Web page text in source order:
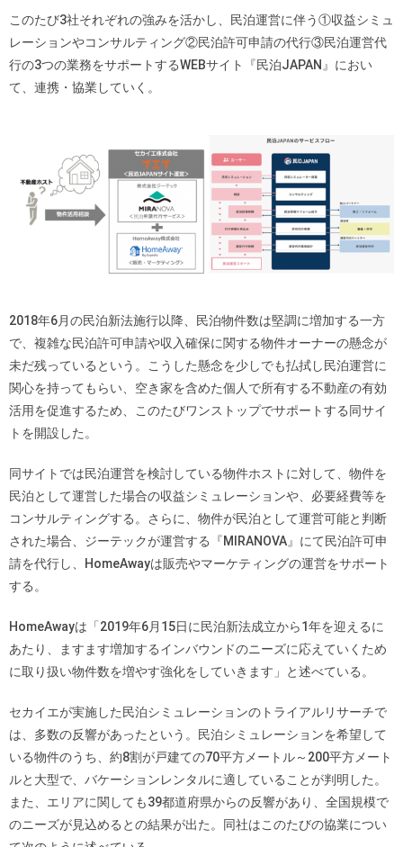
このたび3社それぞれの強みを活かし、民泊運営に伴う①収益シミュ
レーションやコンサルティング②民泊許可申請の代行③民泊運営代
行の3つの業務をサポートするWEBサイト『民泊JAPAN』におい
て、連携・協業していく。
2018年6月の民泊新法施行以降、民泊物件数は堅調に増加する一方
で、複雑な民泊許可申請や収入確保に関する物件オーナーの懸念が
未だ残っているという。こうした懸念を少しでも払拭し民泊運営に
関心を持ってもらい、空き家を含めた個人で所有する不動産の有効
活用を促進するため、このたびワンストップでサポートする同サイ
トを開設した。
同サイトでは民泊運営を検討している物件ホストに対して、物件を
民泊として運営した場合の収益シミュレーションや、必要経費等を
コンサルティングする。さらに、物件が民泊として運営可能と判断
された場合、ジーテックが運営する『MIRANOVA』にて民泊許可申
請を代行し、HomeAwayは販売やマーケティングの運営をサポート
する。
HomeAwayは「2019年6月15日に民泊新法成立から1年を迎えるに
あたり、ますます増加するインバウンドのニーズに応えていくため
に取り扱い物件数を増やす強化をしていきます」と述べている。
セカイエが実施した民泊シミュレーションのトライアルリサーチで
は、多数の反響があったという。民泊シミュレーションを希望して
いる物件のうち、約8割が戸建ての70平方メートル～200平方メート
ルと大型で、バケーションレンタルに適していることが判明した。
また、エリアに関しても39都道府県からの反響があり、全国規模で
のニーズが見込めるとの結果が出た。同社はこのたびの協業につい